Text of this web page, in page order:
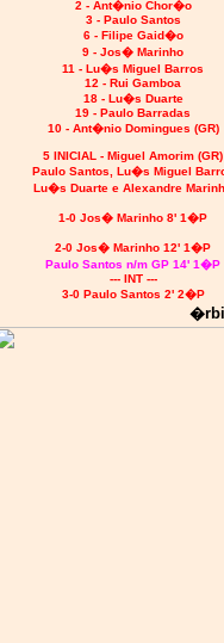
2 - Ant�nio Chor�o
3 - Paulo Santos
6 - Filipe Gaid�o
9 - Jos� Marinho
11 - Lu�s Miguel Barros
12 - Rui Gamboa
18 - Lu�s Duarte
19 - Paulo Barradas
10 - Ant�nio Domingues (GR)
5 INICIAL - Miguel Amorim (GR)
Paulo Santos, Lu�s Miguel
Lu�s Duarte e Alexandre
1-0 Jos� Marinho 8' 1�P
2-0 Jos� Marinho 12' 1�P
Paulo Santos n/m GP 14' 1�P
--- INT ---
3-0 Paulo Santos 2' 2�P